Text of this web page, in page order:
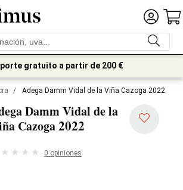
gratuito a partir de 200 €
/ Adega Damm Vidal de la Viña Cazoga 2022
Damm Vidal de la
Cazoga2022
0 opiniones